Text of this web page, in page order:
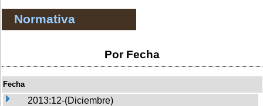
Normativa
Por Fecha
Fecha
2013:12-(Diciembre)